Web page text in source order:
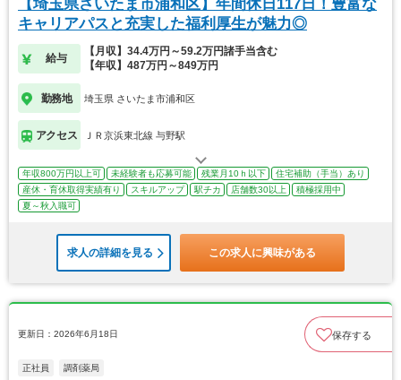
【埼玉県さいたま市浦和区】年間休日117日！豊富な
キャリアパスと充実した福利厚生が魅力◎
給与
【月収】34.4万円～59.2万円諸手当含む
【年収】487万円～849万円
勤務地 埼玉県 さいたま市浦和区
アクセス ＪＲ京浜東北線 与野駅
年収800万円以上可 未経験者も応募可能 残業月10ｈ以下
住宅補助（手当）あり
産休・育休取得実績有り
スキルアップ 駅チカ 店舗数30以上
積極採用中
夏～秋入職可
求人の詳細を見る この求人に興味がある
更新日：2026年6月18日 保存する
正社員 調剤薬局